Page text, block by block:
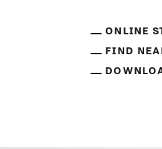
ONLINE
FIND